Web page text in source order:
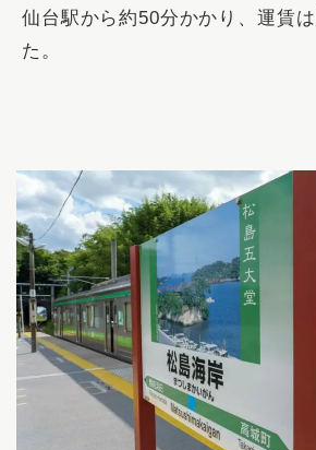
仙台駅から約50分かかり、運賃
た。